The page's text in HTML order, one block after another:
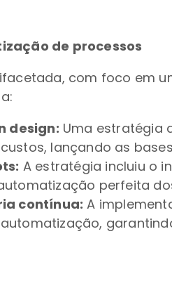
de processos
com foco em
design: Uma estratégia
lançando as
A estratégia incluiu o
perfeita
contínua: A